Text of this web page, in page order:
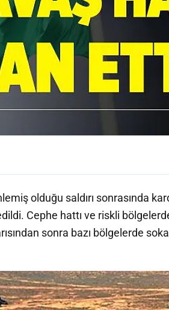
olduğu saldırı sonrasında
Cephe hattı ve riskli
sonra bazı bölgelerde